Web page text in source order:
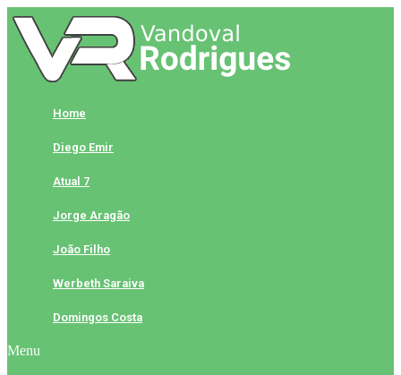
Skip
to
content
Home
Diego Emir
Atual 7
Jorge Aragão
João Filho
Werbeth Saraiva
Domingos Costa
Menu